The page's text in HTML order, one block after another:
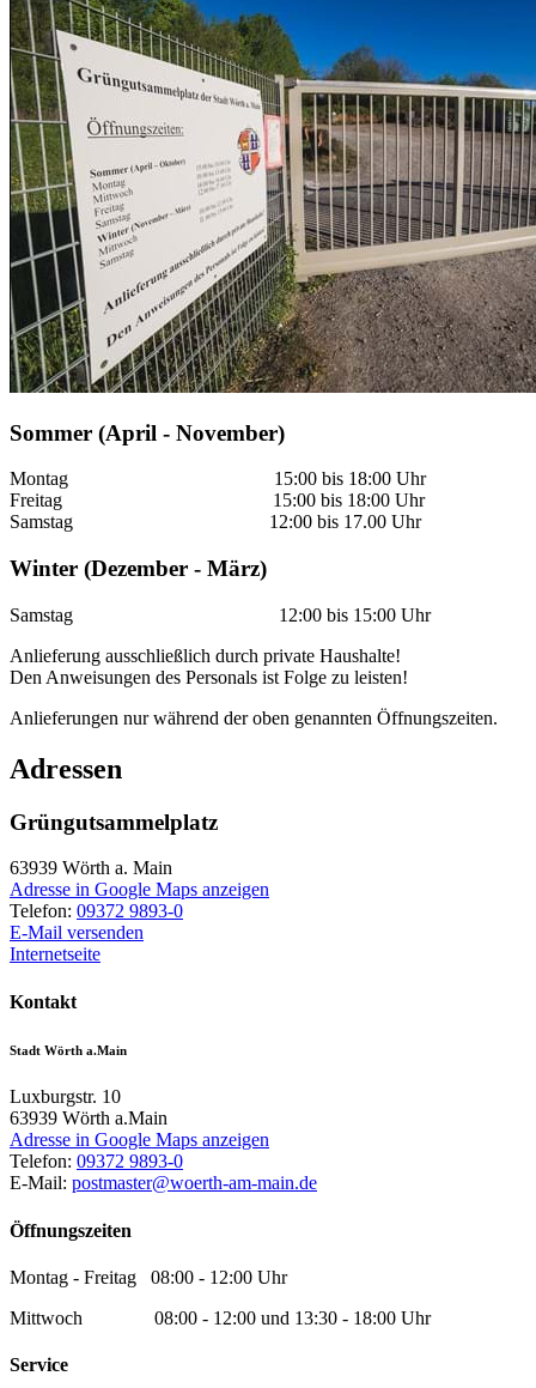
Sommer (April - November)
Montag 15:00 bis 18:00 Uhr
Freitag 15:00 bis 18:00 Uhr
Samstag 12:00 bis 17.00 Uhr
Winter (Dezember - März)
Samstag 12:00 bis 15:00 Uhr
Anlieferung ausschließlich durch private Haushalte!
Den Anweisungen des Personals ist Folge zu leisten!
Anlieferungen nur während der oben genannten Öffnungszeiten.
Adressen
Grüngutsammelplatz
63939 Wörth a. Main
Adresse in Google Maps anzeigen
Telefon: 09372 9893-0
E-Mail versenden
Internetseite
Kontakt
Stadt Wörth a.Main
Luxburgstr. 10
63939 Wörth a.Main
Adresse in Google Maps anzeigen
Telefon: 09372 9893-0
E-Mail: postmaster@woerth-am-main.de
Öffnungszeiten
Montag - Freitag 08:00 - 12:00 Uhr
Mittwoch 08:00 - 12:00 und 13:30 - 18:00 Uhr
Service